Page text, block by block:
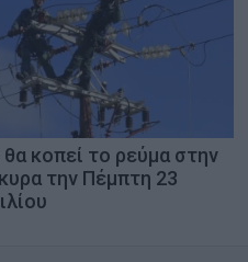
κοπεί το ρεύμα στην
την Πέμπτη 23